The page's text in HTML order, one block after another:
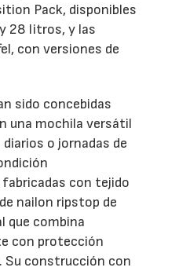
Pack, disponibles
28 litros, y las
con versiones de
sido concebidas
una mochila versátil
o jornadas de
con tejido
nailon ripstop de
que combina
con protección
Su construcción con